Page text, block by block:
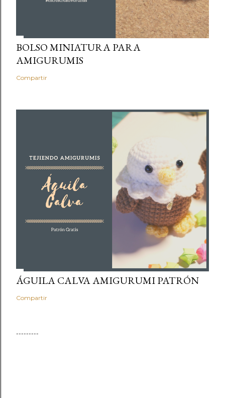
BOLSO MINIATURA PARA
AMIGURUMIS
Compartir
ÁGUILA CALVA AMIGURUMI PATRÓN
Compartir
---------